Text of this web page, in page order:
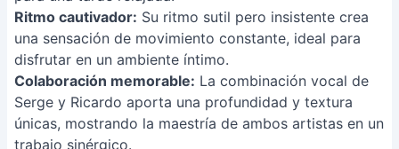
Ritmo cautivador: Su ritmo sutil pero insistente crea
una sensación de movimiento constante, ideal para
disfrutar en un ambiente íntimo.
Colaboración memorable: La combinación vocal de
Serge y Ricardo aporta una profundidad y textura
únicas, mostrando la maestría de ambos artistas en un
trabajo sinérgico.